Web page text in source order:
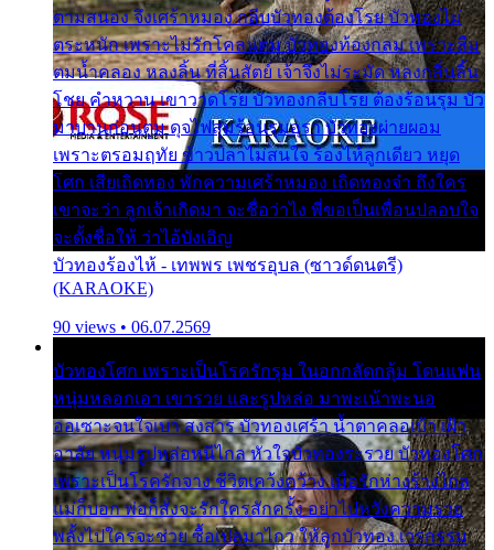
ตามสนอง จึงเศร้าหมอง กลีบบัวทองต้องโรย บัวทองไม่
ตระหนัก เพราะไม่รักโคลนตม บัวทองท้องกลม เพราะลืม
ตมน้ำคลอง หลงลิ้น ที่สิ้นสัตย์ เจ้าจึงไม่ระมัด หลงกลิ่นลิ้น
โชย คำหวาน เขาวาดโรย บัวทองกลีบโรย ต้องร้อนรุม บัว
มาบานก่อนตูม ดุจไฟสุมร้อนรุมอุรา บัวทองผ่ายผอม
เพราะตรอมฤทัย ข้าวปลาไม่สนใจ ร้องไห้ลูกเดียว หยุด
โศก เสียเถิดทอง พักความเศร้าหมอง เถิดทองจ๋า ถึงใคร
เขาจะว่า ลูกเจ้าเกิดมา จะชื่อว่าไง พี่ขอเป็นเพื่อนปลอบใจ
จะตั้งชื่อให้ ว่าไอ้บังเอิญ
บัวทองร้องไห้ - เทพพร เพชรอุบล (ซาวด์ดนตรี)
(KARAOKE)
90 views • 06.07.2569
บัวทองโศก เพราะเป็นโรครักรุม ในอกกลัดกลุ้ม โดนแฟน
หนุ่มหลอกเอา เขารวย และรูปหล่อ มาพะเน้าพะนอ
ออเซาะจนใจเบา สงสาร บัวทองเศร้า น้ำตาคลอเบ้า เฝ้า
อาลัย หนุ่มรูปหล่อหนีไกล หัวใจบัวทองระรวย บัวทองโศก
เพราะเป็นโรครักจาง ชีวิตเคว้งคว้าง เมื่อรักห่างร้างไกล
แม่ก็บอก พ่อก็สั่งจะรักใครสักครั้ง อย่าไปหวังความรวย
พลั้งไปใครจะช่วย ซื้อเปลมาไกว ให้ลูกบัวทอง เวรกรรม